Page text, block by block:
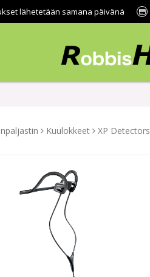
lähetetään samana päivänä
Kuulokkeet XP Detectors